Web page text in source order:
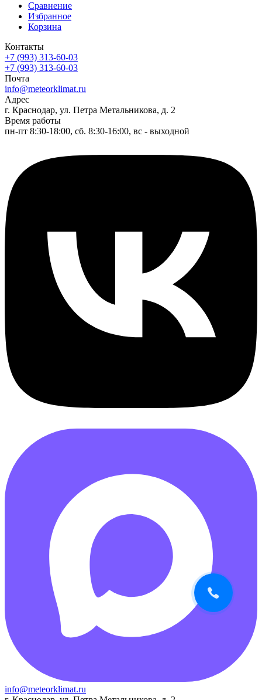
Сравнение
Избранное
Корзина
Контакты
+7 (993) 313-60-03
+7 (993) 313-60-03
Почта
info@meteorklimat.ru
Адрес
г. Краснодар, ул. Петра Метальникова, д. 2
Время работы
пн-пт 8:30-18:00, сб. 8:30-16:00, вс - выходной
info@meteorklimat.ru